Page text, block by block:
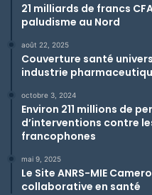
21 milliards de francs
paludisme au Nord
août 22, 2025
Couverture santé
industrie
octobre 3, 2024
Environ 211 millions de
d’interventions contre
francophones
mai 9, 2025
Le Site ANRS-MIE
collaborative en santé